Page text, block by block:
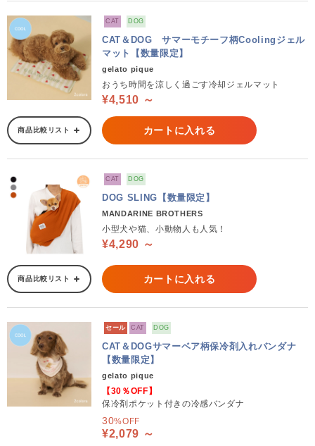
CAT DOG
CAT＆DOG サマーモチーフ柄Coolingジェル
マット【数量限定】
gelato pique
おうち時間を涼しく過ごす冷却ジェルマット
¥4,510 ～
商品比較リスト カートに入れる
CAT DOG
DOG SLING【数量限定】
MANDARINE BROTHERS
小型犬や猫、小動物人も人気！
¥4,290 ～
商品比較リスト カートに入れる
セール CAT DOG
CAT＆DOGサマーベア柄保冷剤入れバンダナ
【数量限定】
gelato pique
【30％OFF】
保冷剤ポケット付きの冷感バンダナ
30%OFF
¥2,079 ～